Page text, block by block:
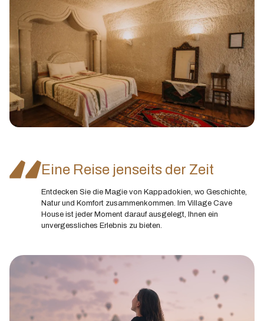
Eine Reise jenseits der Zeit
Entdecken Sie die Magie von Kappadokien, wo Geschichte,
Natur und Komfort zusammenkommen. Im Village Cave
House ist jeder Moment darauf ausgelegt, Ihnen ein
unvergessliches Erlebnis zu bieten.